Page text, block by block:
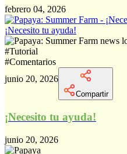
febrero 04, 2026
¡Necesito tu ayuda!
#Tutorial
#Comentarios
junio 20, 2026
Compartir
¡Necesito tu ayuda!
junio 20, 2026